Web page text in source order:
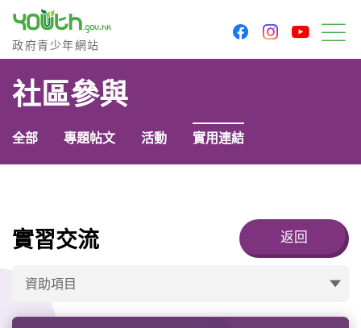
政府青少年網站
政府青少年網站
facebookinstagram
社區參與
全部 專題帖文 活動 實用連結
實習交流 返回
資助項目